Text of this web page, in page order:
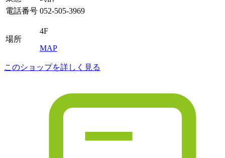
電話番号 052-505-3969
場所
4F
MAP
このショップを詳しく見る